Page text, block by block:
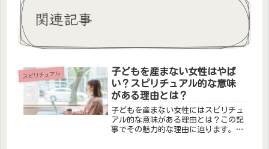
関連記事
スピリチュアル
子どもを産まない女性はやば
い？スピリチュアル的な意味
がある理由とは？
子どもを産まない女性にはスピリチュ
アル的な意味がある理由とは？この記
事でその魅力的な理由に迫ります。